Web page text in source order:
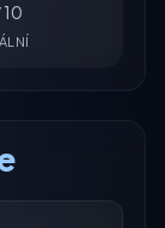
10